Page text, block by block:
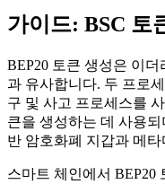
가이드: BSC 토
BEP20 토큰 생성은 이
과 유사합니다. 두 프로
구 및 사고 프로세스를
큰을 생성하는 데 사용되
반 암호화폐 지갑과 메
스마트 체인에서 BEP20